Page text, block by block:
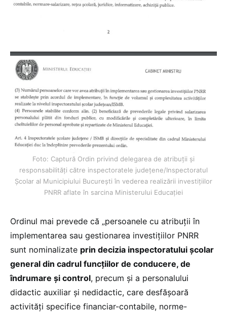
Foto: Captură Ordin privind delegarea de atribuții și
responsabilități către inspectoratele județene/Inspectoratul
Școlar al Municipiului București în vederea realizării investițiilor
PNRR aflate în sarcina Ministerului Educației
Ordinul mai prevede că „persoanele cu atribuții în
implementarea sau gestionarea investițiilor PNRR
sunt nominalizate prin decizia inspectoratului școlar
general din cadrul funcțiilor de conducere, de
îndrumare și control, precum și a personalului
didactic auxiliar și nedidactic, care desfășoară
activități specifice financiar-contabile, norme-